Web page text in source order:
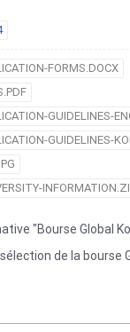
FORMS.DOCX
GUIDELINES-
GUIDELINES-
de la bourse